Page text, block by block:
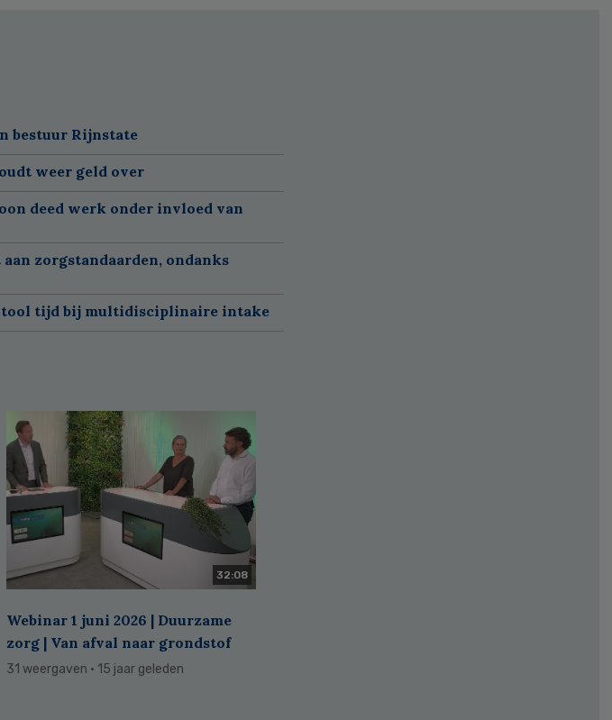
bestuur Rijnstate
weer geld over
deed werk onder invloed van
zorgstandaarden, ondanks
tool tijd bij multidisciplinaire intake
32:08
Webinar 1 juni 2026 | Duurzame
zorg | Van afval naar grondstof
31 weergaven · 15 jaar geleden